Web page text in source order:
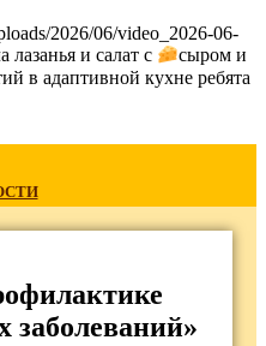
2026/06/video_2026-06-
и салат с
сыром и
в адаптивной кухне ребята
заболеваний»